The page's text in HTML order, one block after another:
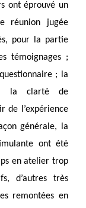
ont éprouvé un
réunion jugée
pour la partie
témoignages ;
; la
; la clarté de
de l’expérience
générale, la
ont été
en atelier trop
d’autres très
remontées en